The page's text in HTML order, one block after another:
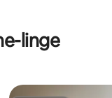
sur la base
linge